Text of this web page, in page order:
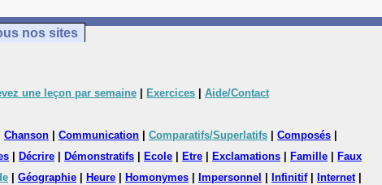
nos sites
une leçon par semaine Exercices Aide/Contact
Chanson Communication Comparatifs/Superlatifs Composés
Décrire Démonstratifs Ecole Etre Exclamations Famille
Faux
Géographie Heure Homonymes Impersonnel Infinitif| Internet|